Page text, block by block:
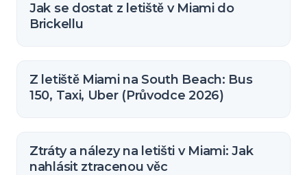
Jak se dostat z letiště v Miami do
Brickellu
Z letiště Miami na South Beach: Bus
150, Taxi, Uber (Průvodce 2026)
Ztráty a nálezy na letišti v Miami: Jak
nahlásit ztracenou věc